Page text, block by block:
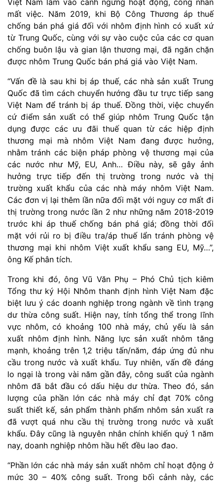
Việt Nam lâm vào cảnh ngừng hoạt động, công nhân
mất việc. Năm 2019, khi Bộ Công Thương áp thuế
chống bán phá giá đối với nhôm định hình có xuất xứ
từ Trung Quốc, cùng với sự vào cuộc của các cơ quan
chống buôn lậu và gian lận thương mại, đã ngăn chặn
được nhôm Trung Quốc bán phá giá vào Việt Nam.
“Vấn đề là sau khi bị áp thuế, các nhà sản xuất Trung
Quốc đã tìm cách chuyển hướng đầu tư trực tiếp sang
Việt Nam để tránh bị áp thuế. Đồng thời, việc chuyển
cứ điểm sản xuất có thể giúp nhôm Trung Quốc tận
dụng được các ưu đãi thuế quan từ các hiệp định
thương mại mà nhôm Việt Nam đang được hưởng,
nhằm tránh các biện pháp phòng vệ thương mại của
các nước như Mỹ, EU, Anh… Điều này, sẽ gây ảnh
hưởng trực tiếp đến thị trường trong nước và thị
trường xuất khẩu của các nhà máy nhôm Việt Nam.
Các đơn vị lại thêm lần nữa đối mặt với nguy cơ mất đi
thị trường trong nước lần 2 như những năm 2018-2019
trước khi áp thuế chống bán phá giá; đồng thời đối
mặt với rủi ro bị điều tra/áp thuế lẩn tránh phòng vệ
thương mại khi nhôm Việt xuất khẩu sang EU, Mỹ…”,
ông Kế phân tích.
Trong khi đó, ông Vũ Văn Phụ – Phó Chủ tịch kiêm
Tổng thư ký Hội Nhôm thanh định hình Việt Nam đặc
biệt lưu ý các doanh nghiệp trong ngành về tình trạng
dư thừa công suất. Hiện nay, tính tổng thể trong lĩnh
vực nhôm, có khoảng 100 nhà máy, chủ yếu là sản
xuất nhôm định hình. Năng lực sản xuất nhôm tăng
mạnh, khoảng trên 1,2 triệu tấn/năm, đáp ứng đủ nhu
cầu trong nước và xuất khẩu. Tuy nhiên, vấn đề đáng
lo ngại là trong vài năm gần đây, công suất của ngành
nhôm đã bắt đầu có dấu hiệu dư thừa. Theo đó, sản
lượng của phần lớn các nhà máy chỉ đạt 70% công
suất thiết kế, sản phẩm thành phẩm nhôm sản xuất ra
đã vượt quá nhu cầu thị trường trong nước và xuất
khẩu. Đây cũng là nguyên nhân chính khiến quý 1 năm
nay, doanh nghiệp nhôm hầu hết đều lao đao.
“Phần lớn các nhà máy sản xuất nhôm chỉ hoạt động ở
mức 30 – 40% công suất. Trong bối cảnh này, các